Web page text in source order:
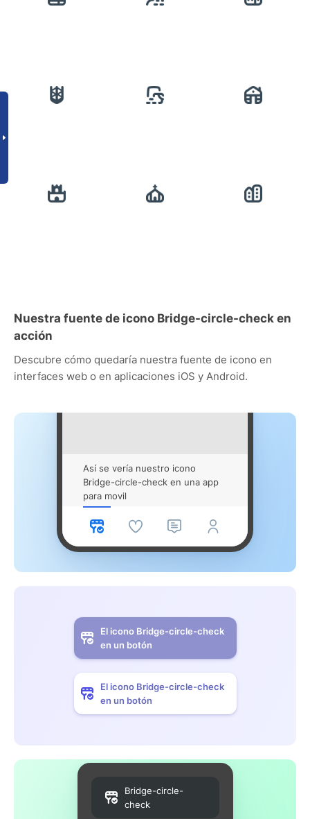
Nuestra fuente de icono Bridge-circle-check en
acción
Descubre cómo quedaría nuestra fuente de icono en
interfaces web o en aplicaciones iOS y Android.
Así se vería nuestro icono
Bridge-circle-check en una app
para movil
El icono Bridge-circle-check
en un botón
El icono Bridge-circle-check
en un botón
Bridge-circle-
check